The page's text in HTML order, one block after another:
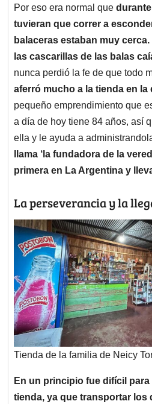
Por eso era normal que
tuvieran que correr a
balaceras estaban muy
las cascarillas de las balas
nunca perdió la fe de que todo
aferró mucho a la tienda en la
pequeño emprendimiento que
a día de hoy tiene 84 años, así
ella y le ayuda a
llama ‘la fundadora de la
primera en La Argentina y
La perseverancia y la
Tienda de la familia de Neicy
En un principio fue difícil
tienda, ya que transportar